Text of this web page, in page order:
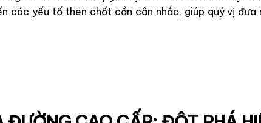
các yếu tố then chốt cần cân nhắc, giúp quý vị đưa